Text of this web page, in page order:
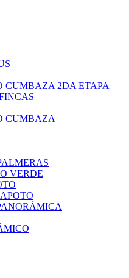
CUMBAZA 2DA ETAPA
CUMBAZA
VERDE